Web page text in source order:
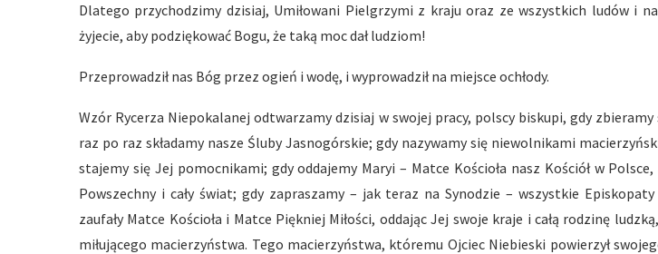
Dlatego przychodzimy dzisiaj, Umiłowani Pielgrzymi z kraju oraz ze wszystkich ludów i
żyjecie, aby podziękować Bogu, że taką moc dał ludziom!
Przeprowadził nas Bóg przez ogień i wodę, i wyprowadził na miejsce ochłody.
Wzór Rycerza Niepokalanej odtwarzamy dzisiaj w swojej pracy, polscy biskupi, gdy zbieramy
raz po raz składamy nasze Śluby Jasnogórskie; gdy nazywamy się niewolnikami
stajemy się Jej pomocnikami; gdy oddajemy Maryi – Matce Kościoła nasz Kościół w
Powszechny i cały świat; gdy zapraszamy – jak teraz na Synodzie – wszystkie
zaufały Matce Kościoła i Matce Piękniej Miłości, oddając Jej swoje kraje i całą rodzinę
miłującego macierzyństwa. Tego macierzyństwa, któremu Ojciec Niebieski powierzył